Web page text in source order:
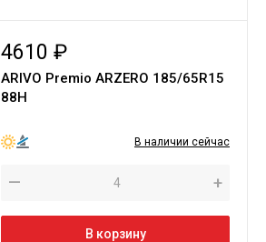
4610 ₽
ARIVO Premio ARZERO 185/65R15
88H
В наличии сейчас
— +
В корзину